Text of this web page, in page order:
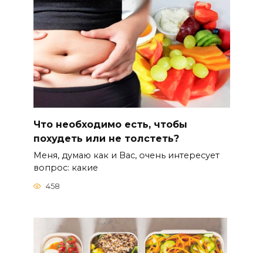
Что необходимо есть, чтобы
похудеть или не толстеть?
Меня, думаю как и Вас, очень интересует
вопрос: какие
458